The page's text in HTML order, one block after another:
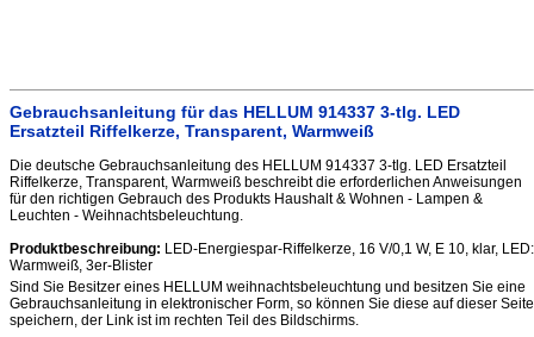
Gebrauchsanleitung für das HELLUM 914337 3-tlg. LED
Ersatzteil Riffelkerze, Transparent, Warmweiß
Die deutsche Gebrauchsanleitung des HELLUM 914337 3-tlg. LED Ersatzteil
Riffelkerze, Transparent, Warmweiß beschreibt die erforderlichen Anweisungen
für den richtigen Gebrauch des Produkts Haushalt & Wohnen - Lampen &
Leuchten - Weihnachtsbeleuchtung.
Produktbeschreibung: LED-Energiespar-Riffelkerze, 16 V/0,1 W, E 10, klar, LED:
Warmweiß, 3er-Blister
Sind Sie Besitzer eines HELLUM weihnachtsbeleuchtung und besitzen Sie eine
Gebrauchsanleitung in elektronischer Form, so können Sie diese auf dieser Seite
speichern, der Link ist im rechten Teil des Bildschirms.